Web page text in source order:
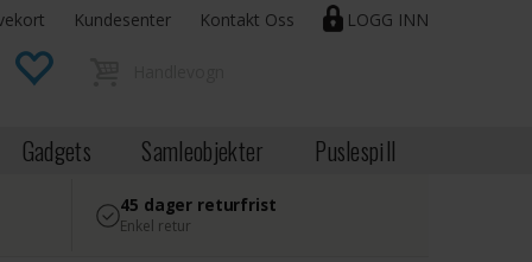
LOGG INN
Kundesenter Kontakt Oss
Gadgets Samleobjekter Puslespill
45 dager returfrist
Enkel retur